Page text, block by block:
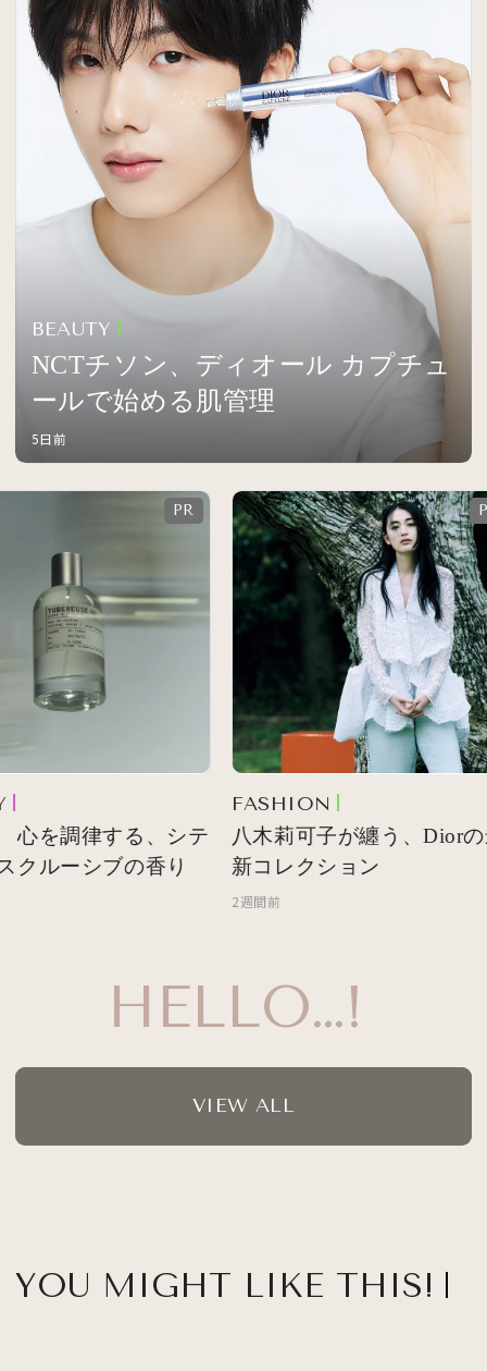
BEAUTY
NCTチソン、ディオール カプチュ
ールで始める肌管理
5日前
HELLO…!
を調律する、シテ
ルーシブの香り
FASHION
八木莉可子が纏う、Diorの
新コレクション
2週間前
VIEW ALL
YOU MIGHT LIKE THIS!